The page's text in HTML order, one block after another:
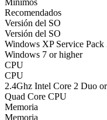
Mínimos
Recomendados
Versión del SO
Versión del SO
Windows XP Service Pack
Windows 7 or higher
CPU
CPU
2.4Ghz Intel Core 2 Duo
Quad Core CPU
Memoria
Memoria